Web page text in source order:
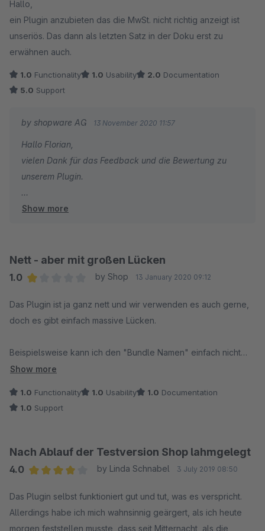
Gutscheinen. Finden wir persönlich extrem nervig
Für die einfachere Zuweisung bei mehreren Artikeln
innerhalb eines Bundels hast Du die Möglichkeit, bei der
Erstellung des Bundels die Option "Artikel global
Issuetracker https://issues.shopware.com/ einreichen mit
den Informationen, wie Du Dir ein besseres Handling
vorstellst.
Da die Artikelnummern in Shopware aus technischer
ist aufgrund des generellen Aufbaus on Shopware nicht
anders möglich.
Viele Grüße aus Schöppingen
Dein Team der Shopware AG
Hallo,
ein Plugin anzubieten das die MwSt. nicht richtig anzeigt ist
unseriös. Das dann als letzten Satz in der Doku erst zu
erwähnen auch.
1.0 Functionality 1.0 Usability 2.0 Documentation
5.0 Support
by shopware AG 13 November 2020 11:57
Hallo Florian,
vielen Dank für das Feedback und die Bewertung zu
unserem Plugin.
Wir haben das Thema intern an die zuständigen
Die Bearbeitung erfolgt über das folgende Issue-Ticket:
https://issues.shopware.com/issues/PT-12172
Viele Grüße aus Schöppingen
Dein Team der Shopware AG
Show more
Nett - aber mit großen Lücken
1.0
by Shop 13 January 2020 09:12
Das Plugin ist ja ganz nett und wir verwenden es auch gerne,
doch es gibt einfach massive Lücken.
Beispielsweise kann ich den "Bundle Namen" einfach nicht
übersetzen! Wieso nicht? Vom Shopware Support bekommt
Bundlenamens ist derzeit nicht vorgesehen" - na toll - und
Da macht Shopware einen auf "Internationalisierung" und
macht Werbung mit Slogans wie "Die Zukunftslösung für Dein
thyssenkrupp - und dann ist es nicht möglich etwas ins
englische zu übersetzen und man muss dann selber eine
Agentur suchen um das irgendwie hinzubekommen? Das passt
Show more
1.0 Functionality 1.0 Usability 1.0 Documentation
1.0 Support
Nach Ablauf der Testversion Shop lahmgelegt
4.0
by Linda Schnabel 3 July 2019 08:50
Das Plugin selbst funktioniert gut und tut, was es verspricht.
Allerdings habe ich mich wahnsinnig geärgert, als ich heute
morgen feststellen musste, dass seit Mitternacht, als die